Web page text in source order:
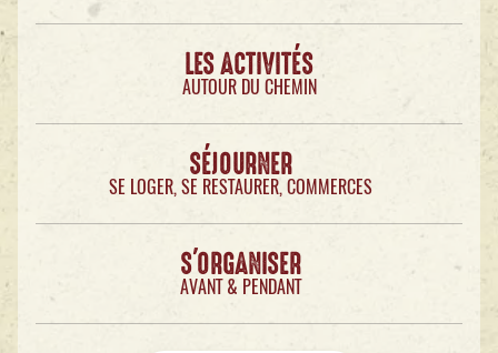
LES ACTIVITÉS
AUTOUR DU CHEMIN
SÉJOURNER
SE LOGER, SE RESTAURER, COMMERCES
S'ORGANISER
AVANT & PENDANT